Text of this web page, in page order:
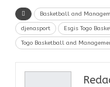
Basketball and
djenasport Esgis Togo
Togo Basketball and